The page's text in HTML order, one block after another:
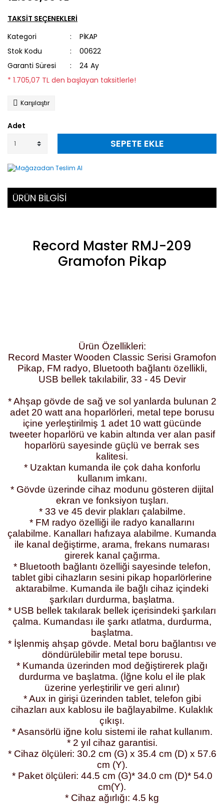
TAKSİT SEÇENEKLERİ
Kategori
PİKAP
Stok Kodu
00622
Garanti Süresi
24 Ay
* 1.705,07 TL den başlayan taksitlerle!
Karşılaştır
Adet
SEPETE EKLE
ÜRÜN BİLGİSİ
Record Master RMJ-209
Gramofon Pikap
Ürün Özellikleri:
Record Master Wooden Classic Serisi Gramofon
Pikap, FM radyo, Bluetooth bağlantı özellikli,
USB bellek takılabilir, 33 - 45 Devir
* Ahşap gövde de sağ ve sol yanlarda bulunan 2
adet 20 watt ana hoparlörleri, metal tepe borusu
içine yerleştirilmiş 1 adet 10 watt gücünde
tweeter hoparlörü ve kabin altında ver alan pasif
hoparlörü sayesinde güçlü ve berrak ses
kalitesi.
* Uzaktan kumanda ile çok daha konforlu
kullanım imkanı.
* Gövde üzerinde cihaz modunu gösteren dijital
ekran ve fonksiyon tuşları.
* 33 ve 45 devir plakları çalabilme.
* FM radyo özelliği ile radyo kanallarını
çalabilme. Kanalları hafızaya alabilme. Kumanda
ile kanal değiştirme, arama, frekans numarası
girerek kanal çağırma.
* Bluetooth bağlantı özelliği sayesinde telefon,
tablet gibi cihazların sesini pikap hoparlörlerine
aktarabilme. Kumanda ile bağlı cihaz içindeki
şarkıları durdurma, başlatma.
* USB bellek takılarak bellek içerisindeki şarkıları
çalma. Kumandası ile şarkı atlatma, durdurma,
başlatma.
* İşlenmiş ahşap gövde. Metal boru bağlantısı ve
döndürülebilir metal tepe borusu.
* Kumanda üzerinden mod değiştirerek plağı
durdurma ve başlatma. (İğne kolu el ile plak
üzerine yerleştirilir ve geri alınır)
* Aux in girişi üzerinden tablet, telefon gibi
cihazları aux kablosu ile bağlayabilme. Kulaklık
çıkışı.
* Asansörlü iğne kolu sistemi ile rahat kullanım.
* 2 yıl cihaz garantisi.
* Cihaz ölçüleri: 30.2 cm (G) x 35.4 cm (D) x 57.6
cm (Y).
* Paket ölçüleri: 44.5 cm (G)* 34.0 cm (D)* 54.0
cm(Y).
* Cihaz ağırlığı: 4.5 kg